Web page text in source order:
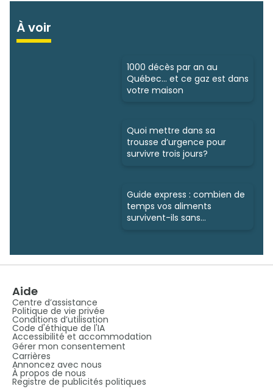
À voir
1000 décès par an au
Québec… et ce gaz est dans
votre maison
Quoi mettre dans sa
trousse d’urgence pour
survivre trois jours?
Guide express : combien de
temps vos aliments
survivent-ils sans
Aide
Centre d’assistance
Politique de vie privée
Conditions d’utilisation
Code d'éthique de l'IA
Accessibilité et accommodation
Gérer mon consentement
Carrières
Annoncez avec nous
À propos de nous
Registre de publicités politiques